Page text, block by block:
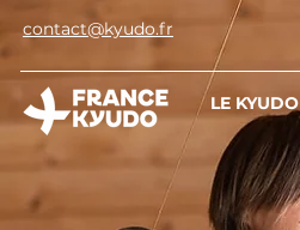
contact@kyudo.fr
LE KYUDO